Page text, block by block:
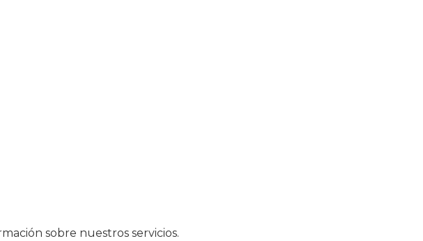
sobre nuestros servicios.